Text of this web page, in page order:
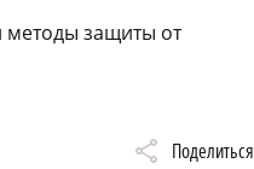
методы защиты от
Поделиться